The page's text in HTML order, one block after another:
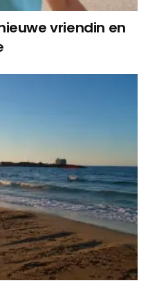
vriendin en